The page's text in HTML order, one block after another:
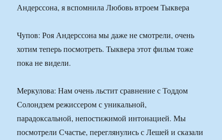
Андерссона, я вспомнила Любовь втроем Тыквера
Чупов: Роя Андерссона мы даже не смотрели, очень
хотим теперь посмотреть. Тыквера этот фильм тоже
пока не видели.
Меркулова: Нам очень льстит сравнение с Тоддом
Солондзем режиссером с уникальной,
парадоксальной, непостижимой интонацией. Мы
посмотрели Счастье, переглянулись с Лешей и сказали